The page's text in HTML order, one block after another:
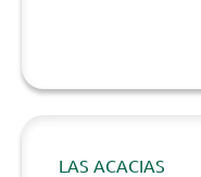
LAS ACACIAS